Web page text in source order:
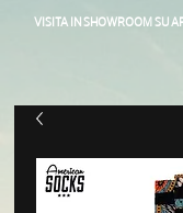
VISITA IN SHOWROOM SU